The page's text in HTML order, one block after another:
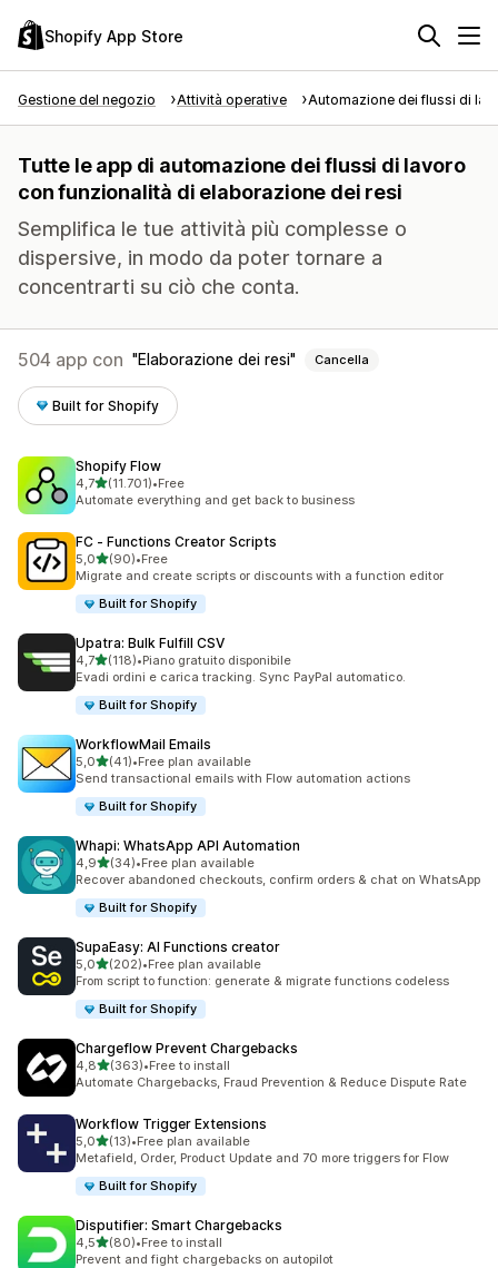
Shopify App Store
Gestione del negozio Attività operative Automazione dei flussi di
Tutte le app di automazione dei flussi di lavoro
con funzionalità di elaborazione dei resi
Semplifica le tue attività più complesse o
dispersive, in modo da poter tornare a
concentrarti su ciò che conta.
504 app con Elaborazione dei resi Cancella
Built for Shopify
Shopify Flow
4,7stelle su 5
(11.701)
11701 recensioni totali
•Free
Automate everything and get back to business
FC ‑ Functions Creator Scripts
5,0stelle su 5
(90)
90 recensioni totali
•Free
Migrate and create scripts or discounts with a function editor
Built for Shopify
Upatra: Bulk Fulfill CSV
4,7stelle su 5
(118)
118 recensioni totali
•Piano gratuito disponibile
Evadi ordini e carica tracking. Sync PayPal automatico.
Built for Shopify
WorkflowMail Emails
5,0stelle su 5
(41)
41 recensioni totali
•Free plan available
Send transactional emails with Flow automation actions
Built for Shopify
Whapi: WhatsApp API Automation
4,9stelle su 5
(34)
34 recensioni totali
•Free plan available
Recover abandoned checkouts, confirm orders & chat on WhatsApp
Built for Shopify
SupaEasy: AI Functions creator
5,0stelle su 5
(202)
202 recensioni totali
•Free plan available
From script to function: generate & migrate functions codeless
Built for Shopify
Chargeflow Prevent Chargebacks
4,8stelle su 5
(363)
363 recensioni totali
•Free to install
Automate Chargebacks, Fraud Prevention & Reduce Dispute Rate
Workflow Trigger Extensions
5,0stelle su 5
(13)
13 recensioni totali
•Free plan available
Metafield, Order, Product Update and 70 more triggers for Flow
Built for Shopify
Disputifier: Smart Chargebacks
4,5stelle su 5
(80)
80 recensioni totali
•Free to install
Prevent and fight chargebacks on autopilot